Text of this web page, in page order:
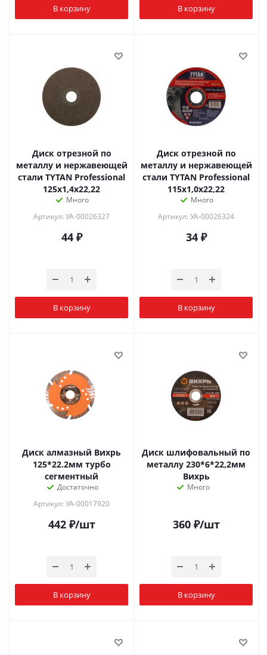
В корзину В корзину
Диск отрезной по
металлу и нержавеющей
стали TYTAN Professional
125х1,4х22,22
Много
Артикул: УА-00026327
44₽
В корзину
Диск отрезной по
металлу и нержавеющей
стали TYTAN Professional
115х1,0х22,22
Много
Артикул: УА-00026324
34₽
В корзину
Диск алмазный Вихрь
125*22.2мм турбо
сегментный
Достаточно
Артикул: УА-00017920
442₽/шт
В корзину
Диск шлифовальный по
металлу 230*6*22,2мм
Вихрь
Много
360₽/шт
В корзину